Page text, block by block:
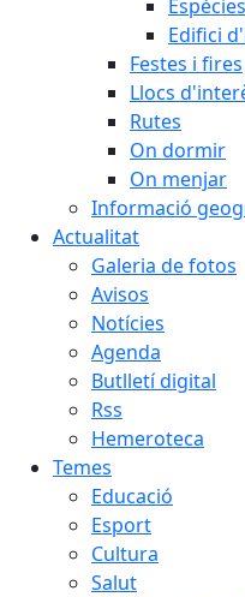
Edifici
Festes i fires
Llocs
Rutes
On dormir
On menjar
Informació
Actualitat
Galeria de fotos
Avisos
Notícies
Agenda
Butlletí digital
Rss
Hemeroteca
Temes
Educació
Esport
Cultura
Salut